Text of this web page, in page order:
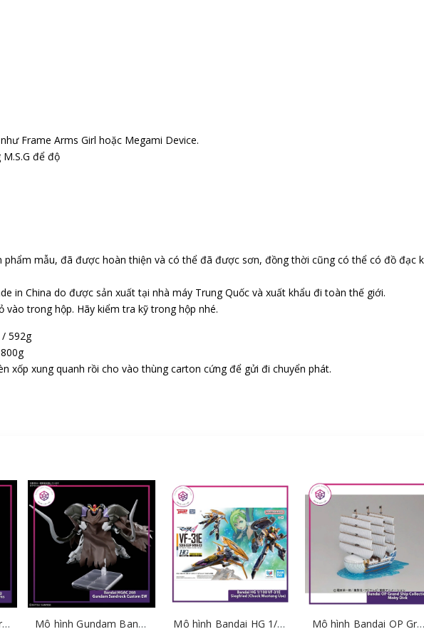
Frame Arms Girl hoặc Megami Device.
để độ
mẫu, đã được hoàn thiện và có thể đã được sơn, đồng thời cũng có thể có đồ đạc
in China do được sản xuất tại nhà máy Trung Quốc và xuất khẩu đi toàn thế giới.
trong hộp. Hãy kiểm tra kỹ trong hộp nhé.
592g
xốp xung quanh rồi cho vào thùng carton cứng để gửi đi chuyển phát.
Mô hình Bandai HG Brutishdog - Armored Trooper Votoms [GDB] [BHG] Mô hình Gundam Bandai HGAC 268 Gundam Sandrock Custom EW [GDB] [BHG] Mô hình Bandai HG 1/100 VF-31E Siegfried (Chuck Mustang Use) [GDB] [BHG] Mô hình Bandai OP Grand Ship Collection Moby Dick [GDB] [MKB]